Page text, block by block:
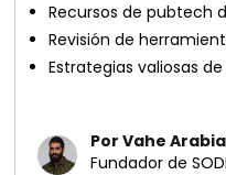
Recursos de pubtech
Revisión de
Estrategias valiosas
Por Vahe
Fundador de